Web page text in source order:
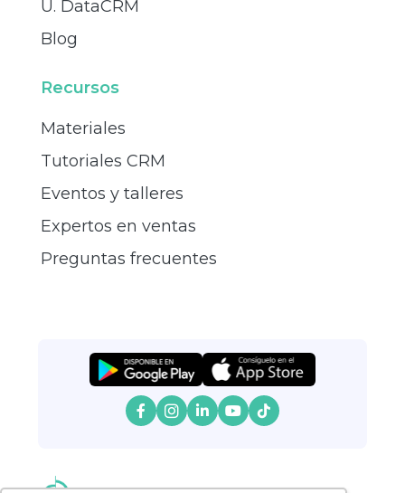
U. DataCRM
Blog
Recursos
Materiales
Tutoriales CRM
Eventos y talleres
Expertos en ventas
Preguntas frecuentes